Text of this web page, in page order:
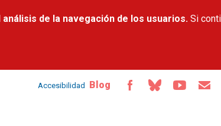
contenido
de la navegación de los usuarios. Si
Accesibilidad Blog